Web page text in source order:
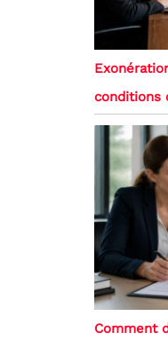
conditions
Comment